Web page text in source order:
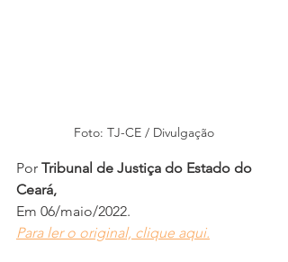
Foto: TJ-CE / Divulgação
Por Tribunal de Justiça do Estado do
Ceará,
Em 06/maio/2022.
Para ler o original, clique aqui.